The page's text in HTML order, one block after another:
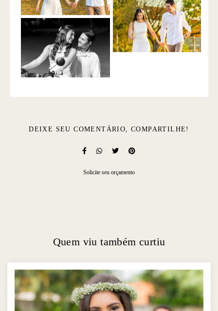
DEIXE SEU COMENTÁRIO, COMPARTILHE!
Solicite seu orçamento
Quem viu também curtiu